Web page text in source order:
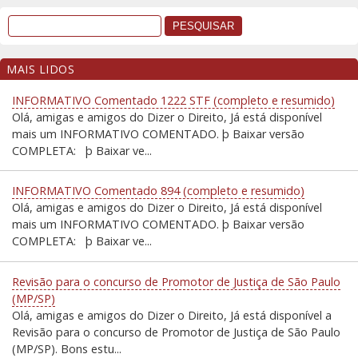
MAIS LIDOS
INFORMATIVO Comentado 1222 STF (completo e resumido)
Olá, amigas e amigos do Dizer o Direito, Já está disponível
mais um INFORMATIVO COMENTADO. þ Baixar versão
COMPLETA: þ Baixar ve...
INFORMATIVO Comentado 894 (completo e resumido)
Olá, amigas e amigos do Dizer o Direito, Já está disponível
mais um INFORMATIVO COMENTADO. þ Baixar versão
COMPLETA: þ Baixar ve...
Revisão para o concurso de Promotor de Justiça de São Paulo
(MP/SP)
Olá, amigas e amigos do Dizer o Direito, Já está disponível a
Revisão para o concurso de Promotor de Justiça de São Paulo
(MP/SP). Bons estu...